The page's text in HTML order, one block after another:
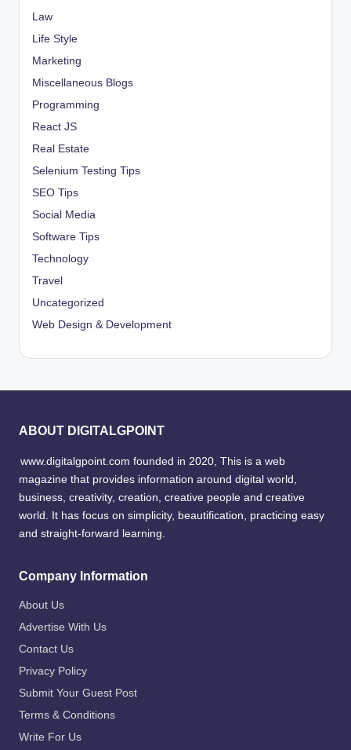
Law
Life Style
Marketing
Miscellaneous Blogs
Programming
React JS
Real Estate
Selenium Testing Tips
SEO Tips
Social Media
Software Tips
Technology
Travel
Uncategorized
Web Design & Development
ABOUT DIGITALGPOINT
www.digitalgpoint.com founded in 2020, This is a web
magazine that provides information around digital world,
business, creativity, creation, creative people and creative
world. It has focus on simplicity, beautification, practicing easy
and straight-forward learning.
Company Information
About Us
Advertise With Us
Contact Us
Privacy Policy
Submit Your Guest Post
Terms & Conditions
Write For Us